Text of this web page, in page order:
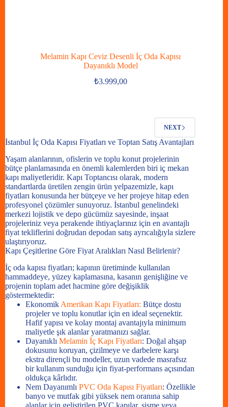
Melamin Kapı Ceviz Desenli İç Oda Kapısı
Dayanıklı Model
₺3.999,00
NEXT
İstanbul İç Oda Kapısı Fiyatları ve Toptan Satış Avantajları
Yaşam alanlarının, ofislerin ve toplu konut projelerinin
bütçe planlamasında en önemli kalemlerden biri iç mekan
kapı maliyetleridir. Kapı Toptancısı olarak, modern
standartlarda üretilen zengin ürün yelpazemizle, kapı
fiyatları konusunda her bütçeye ve her projeye hitap eden
profesyonel çözümler sunuyoruz. İstanbul genelindeki
merkezi lojistik ve depo gücümüz sayesinde, inşaat
projeleriniz veya perakende ihtiyaçlarınız için en avantajlı
fiyat tekliflerini doğrudan depodan satış ayrıcalığıyla sizlere
ulaştırıyoruz.
Kapı Çeşitlerine Göre Fiyat Aralıkları Nasıl Belirlenir?
İç oda kapısı fiyatları; kapının üretiminde kullanılan
hammaddeye, yüzey kaplamasına, kasanın genişliğine ve
projenin toplam adet hacmine göre değişiklik
göstermektedir:
Ekonomik Amerikan Kapı Fiyatları: Bütçe dostu
projeler ve toplu konutlar için en ideal seçenektir.
Hafif yapısı ve kolay montaj avantajıyla minimum
maliyetle şık alanlar yaratmanızı sağlar.
Dayanıklı Melamin İç Kapı Fiyatları: Doğal ahşap
dokusunu koruyan, çizilmeye ve darbelere karşı
ekstra dirençli bu modeller, uzun vadede masrafsız
bir kullanım sunduğu için fiyat-performans açısından
oldukça kârlıdır.
Nem Dayanımlı PVC Oda Kapısı Fiyatları: Özellikle
banyo ve mutfak gibi yüksek nem oranına sahip
alanlar için geliştirilen PVC kapılar, şişme veya